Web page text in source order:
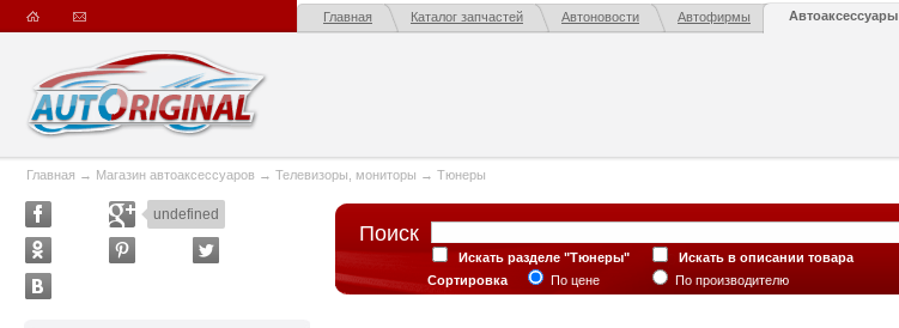
Главная Каталог запчастей Автоновости Автофирмы Автоаксессуары
Главная → Магазин автоаксессуаров → Телевизоры, мониторы → Тюнеры
undefined
Поиск
Искать разделе "Тюнеры"
Искать в описании товара
Сортировка
По цене По производителю